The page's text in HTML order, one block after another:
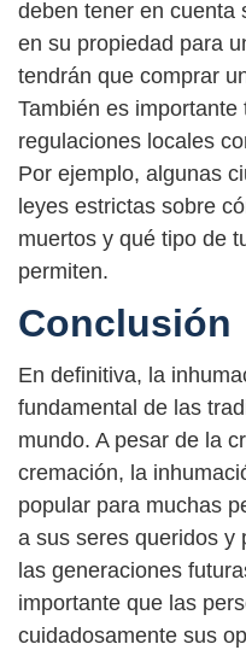
deben tener en cuenta
en su propiedad para
tendrán que comprar
También es
regulaciones locales
Por ejemplo, algunas
leyes estrictas sobre
muertos y qué tipo de
permiten.
Conclusión
En definitiva, la
fundamental de las
mundo. A pesar de la
cremación, la
popular para muchas
a sus seres queridos y
las generaciones
importante que las
cuidadosamente sus